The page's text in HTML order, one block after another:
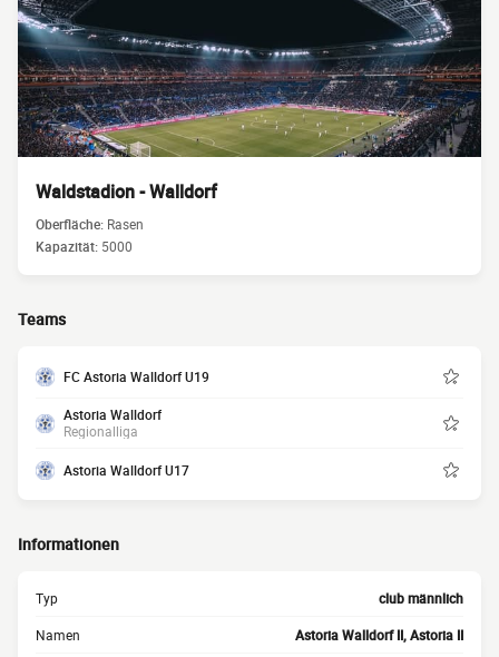
Waldstadion - Walldorf
Oberfläche: Rasen
Kapazität: 5000
Teams
FC Astoria Walldorf U19
Astoria Walldorf
Regionalliga
Astoria Walldorf U17
Informationen
Typ club männlich
Namen Astoria Walldorf II, Astoria II